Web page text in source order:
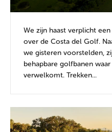
We zijn haast verplicht
over de Costa del Golf.
we gisteren voorstelden,
behapbare golfbanen
verwelkomt. Trekken...